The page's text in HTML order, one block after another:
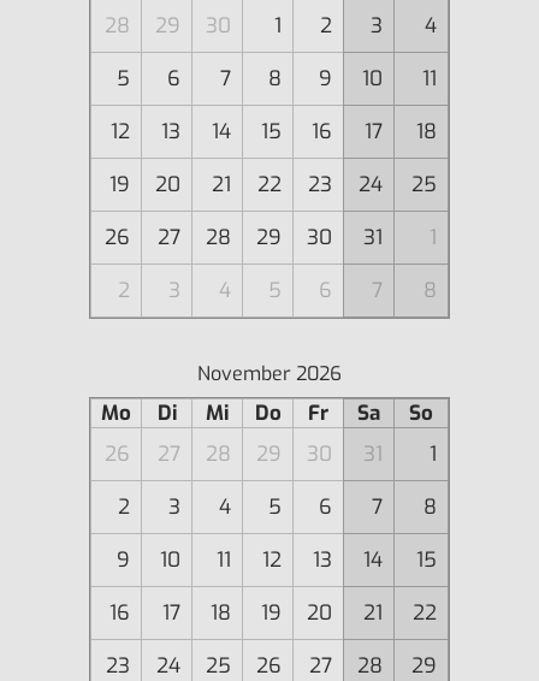
28
29 30 1 2 3
4
5
6 7 8 9 10
11
12
13 14 15 16 17
18
19
20 21 22 23 24
25
26
27 28 29 30 31
1
2
3 4 5 6 7 8
November 2026
Mo Di Mi Do Fr Sa
So
26
27 28 29 30 31
1
2
3 4 5 6 7
8
9
10 11 12 13 14
15
16
17 18 19 20 21
22
23
24 25 26 27 28
29